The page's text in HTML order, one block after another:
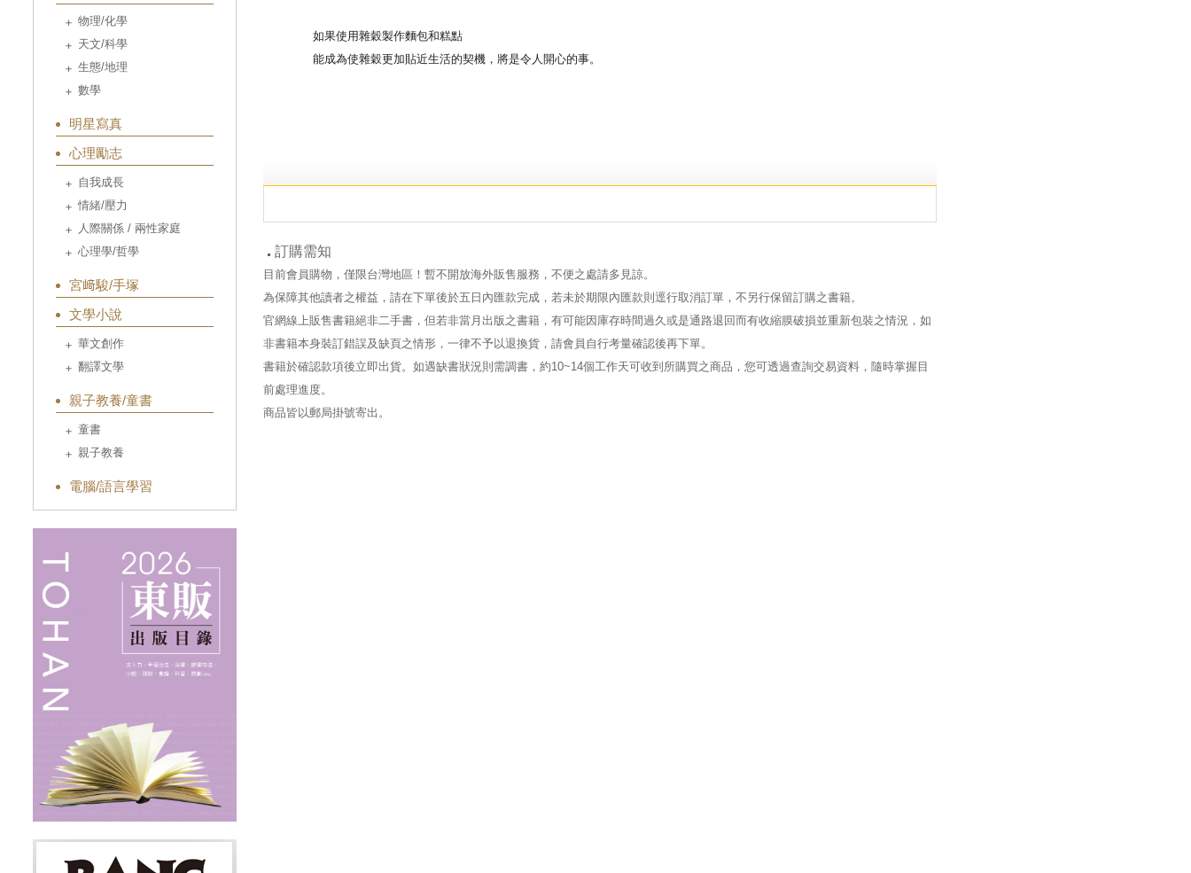
物理/化學
天文/科學
生態/地理
數學
明星寫真
心理勵志
自我成長
情緒/壓力
人際關係 / 兩性家庭
心理學/哲學
宮﨑駿/手塚
文學小說
華文創作
翻譯文學
親子教養/童書
童書
親子教養
電腦/語言學習
如果使用雜穀製作麵包和糕點
能成為使雜穀更加貼近生活的契機，將是令人開心的事。
訂購需知
目前會員購物，僅限台灣地區！暫不開放海外販售服務，不便之處請多見諒。
為保障其他讀者之權益，請在下單後於五日內匯款完成，若未於期限內匯款則逕行取消訂單，不另行保留訂購之書籍。
官網線上販售書籍絕非二手書，但若非當月出版之書籍，有可能因庫存時間過久或是通路退回而有收縮膜破損並重新包裝之情況，如
非書籍本身裝訂錯誤及缺頁之情形，一律不予以退換貨，請會員自行考量確認後再下單。
書籍於確認款項後立即出貨。如遇缺書狀況則需調書，約10~14個工作天可收到所購買之商品，您可透過查詢交易資料，隨時掌握目
前處理進度。
商品皆以郵局掛號寄出。